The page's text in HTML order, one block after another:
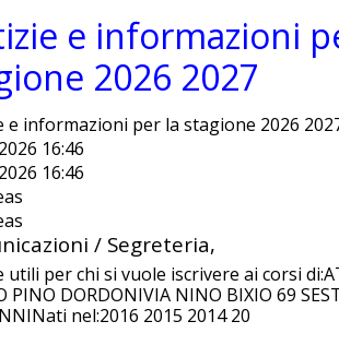
e informazioni
2026 2027
e informazioni per la stagione 2026
16:46
16:46
/ Segreteria,
utili per chi si vuole iscrivere ai corsi
PINO DORDONIVIA NINO BIXIO 69
nel:2016 2015 2014 20